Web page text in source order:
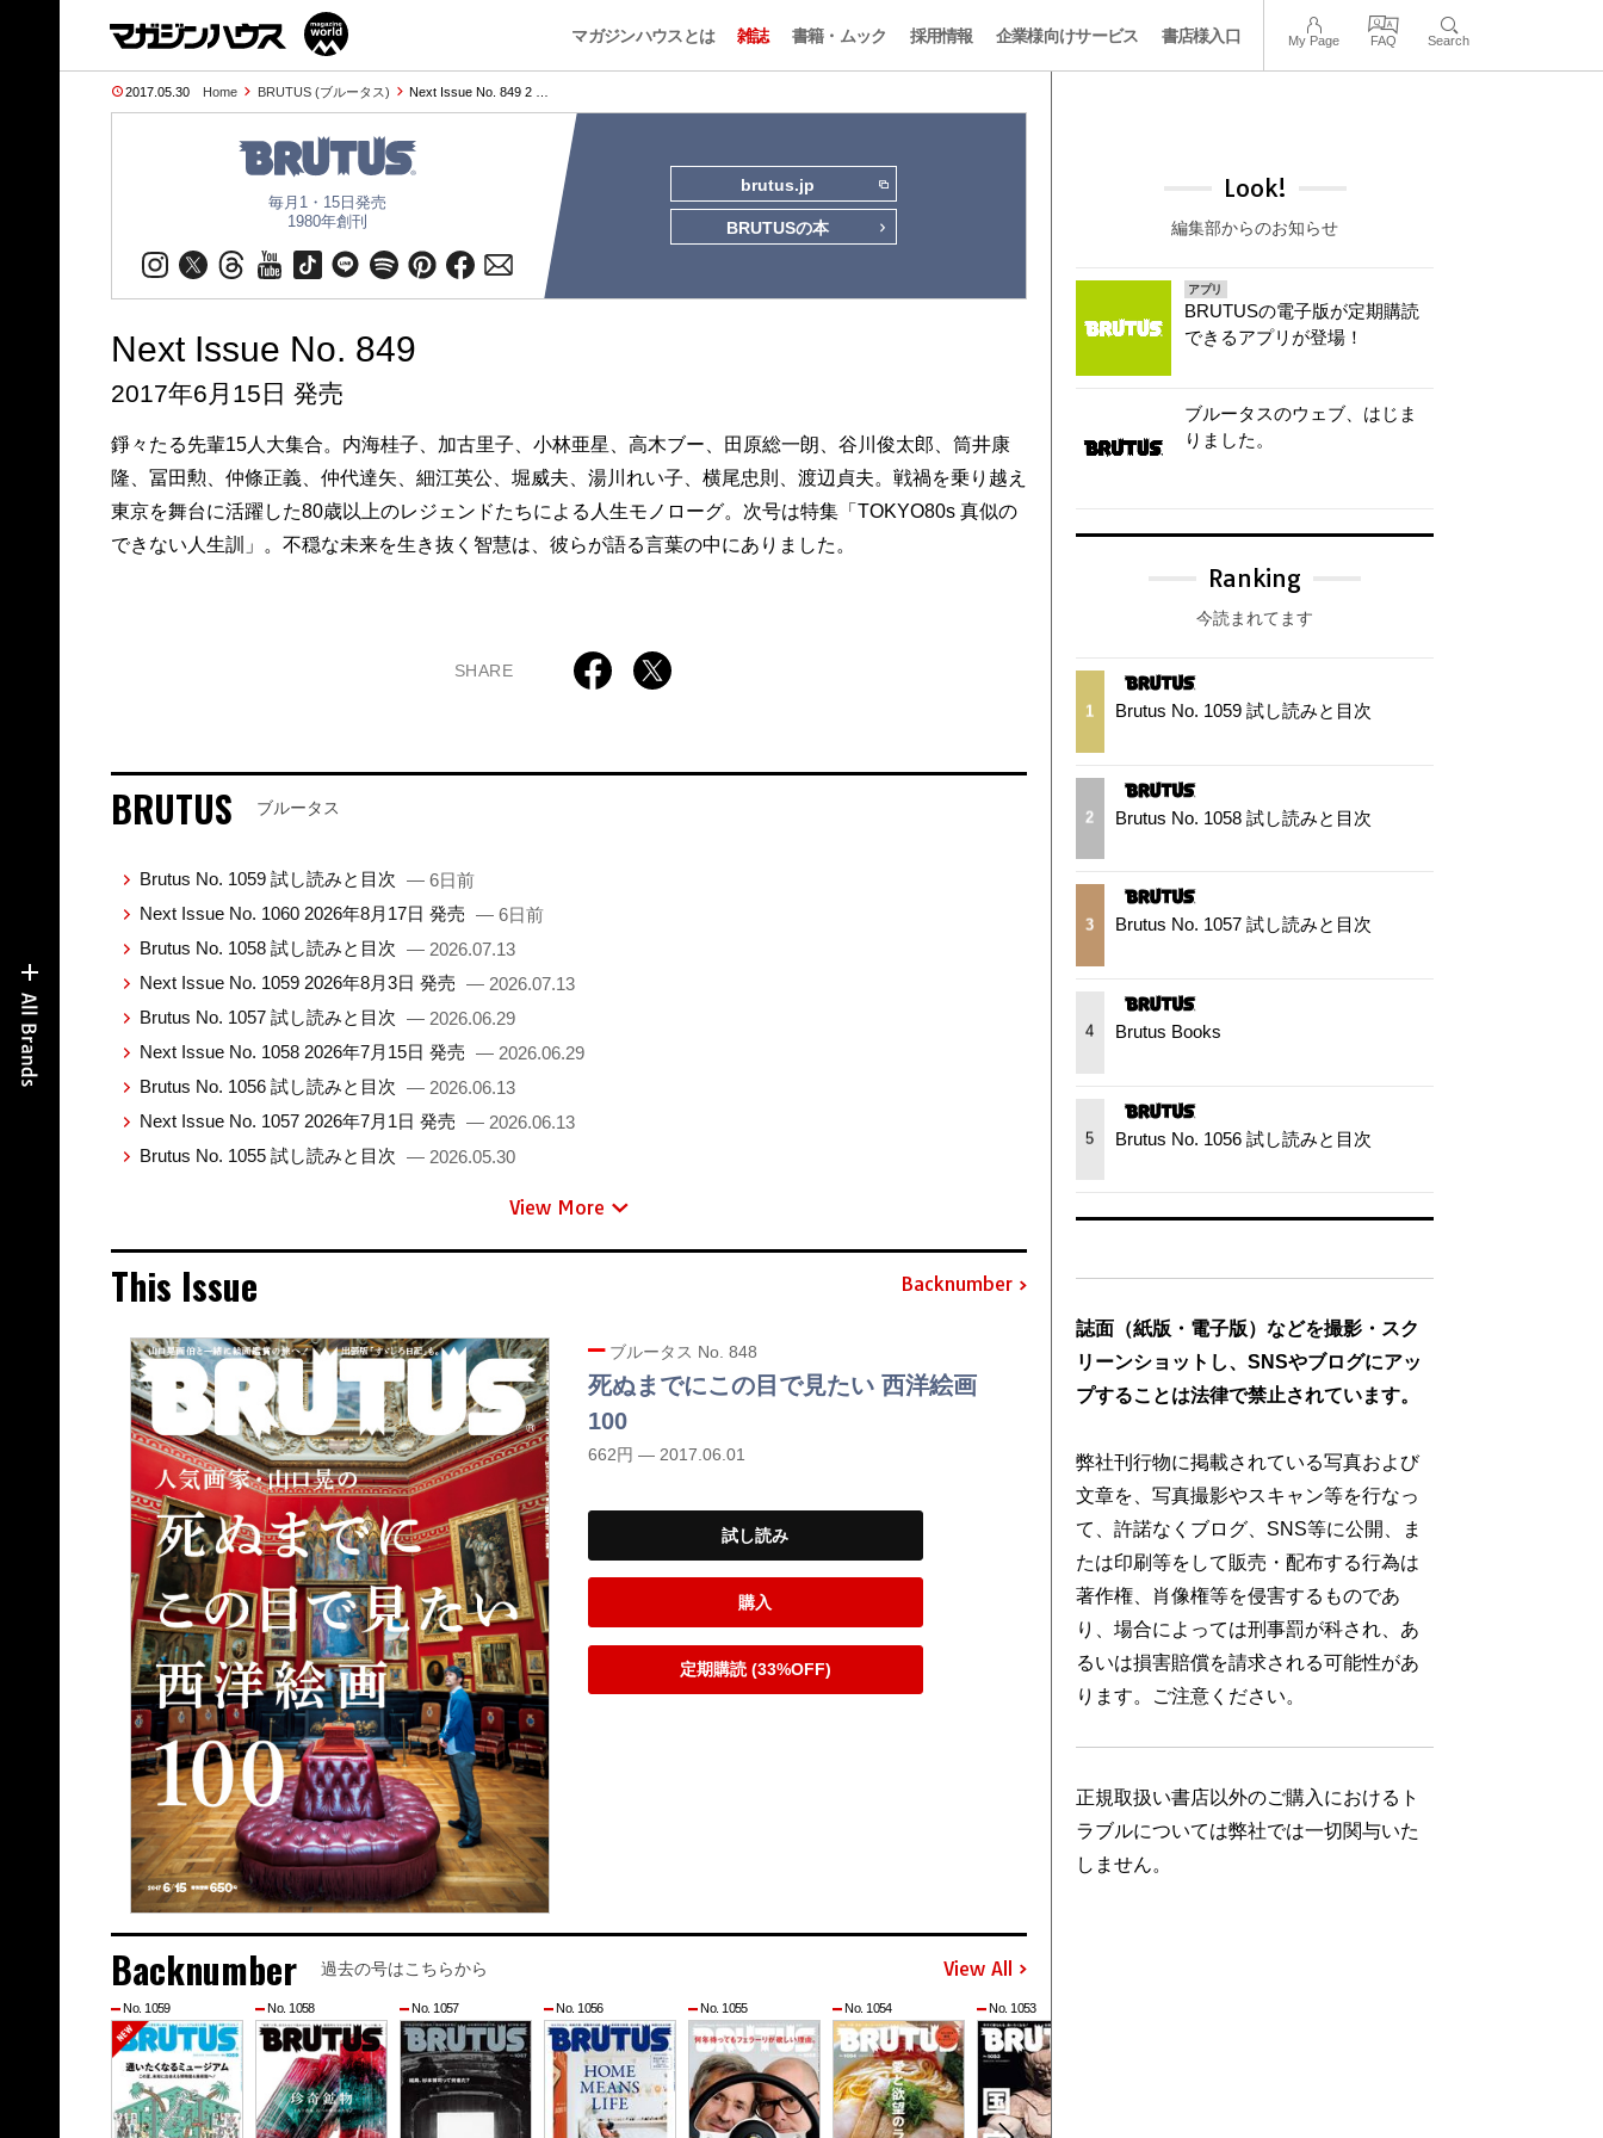
マガジンハウスとは 雑誌 書籍・ムック 採用情報 企業様向けサービス 書店様入口 My Page FAQ Search
2017.05.30 Home BRUTUS (ブルータス) Next Issue No. 849 2 …
毎月1・15日発売
1980年創刊
brutus.jp
BRUTUSの本
Next Issue No. 849
2017年6月15日 発売
錚々たる先輩15人大集合。内海桂子、加古里子、小林亜星、高木ブー、田原総一朗、谷川俊太郎、筒井康
隆、冨田勲、仲條正義、仲代達矢、細江英公、堀威夫、湯川れい子、横尾忠則、渡辺貞夫。戦禍を乗り越え
東京を舞台に活躍した80歳以上のレジェンドたちによる人生モノローグ。次号は特集「TOKYO80s 真似の
できない人生訓」。不穏な未来を生き抜く智慧は、彼らが語る言葉の中にありました。
SHARE
BRUTUS ブルータス
Brutus No. 1059 試し読みと目次 — 6日前
Next Issue No. 1060 2026年8月17日 発売 — 6日前
Brutus No. 1058 試し読みと目次 — 2026.07.13
Next Issue No. 1059 2026年8月3日 発売 — 2026.07.13
Brutus No. 1057 試し読みと目次 — 2026.06.29
Next Issue No. 1058 2026年7月15日 発売 — 2026.06.29
Brutus No. 1056 試し読みと目次 — 2026.06.13
Next Issue No. 1057 2026年7月1日 発売 — 2026.06.13
Brutus No. 1055 試し読みと目次 — 2026.05.30
View More
This Issue Backnumber
ブルータス No. 848
死ぬまでにこの目で見たい 西洋絵画
100
662円 — 2017.06.01
試し読み
購入
定期購読 (33%OFF)
Backnumber 過去の号はこちらから View All
No. 1059 No. 1058 No. 1057 No. 1056 No. 1055 No. 1054 No. 1053
Look!
編集部からのお知らせ
アプリ
BRUTUSの電子版が定期購読
できるアプリが登場！
ブルータスのウェブ、はじま
りました。
Ranking
今読まれてます
1 Brutus No. 1059 試し読みと目次
2 Brutus No. 1058 試し読みと目次
3 Brutus No. 1057 試し読みと目次
4 Brutus Books
5 Brutus No. 1056 試し読みと目次
誌面（紙版・電子版）などを撮影・スク
リーンショットし、SNSやブログにアッ
プすることは法律で禁止されています。
弊社刊行物に掲載されている写真および
文章を、写真撮影やスキャン等を行なっ
て、許諾なくブログ、SNS等に公開、ま
たは印刷等をして販売・配布する行為は
著作権、肖像権等を侵害するものであ
り、場合によっては刑事罰が科され、あ
るいは損害賠償を請求される可能性があ
ります。ご注意ください。
正規取扱い書店以外のご購入におけるト
ラブルについては弊社では一切関与いた
しません。